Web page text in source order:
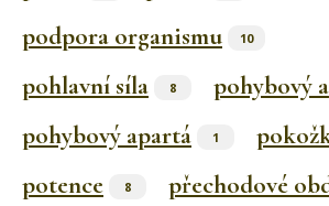
podpora organismu 10
pohlavní síla 8 pohybový
pohybový apartá 1
potence 8 přechodové